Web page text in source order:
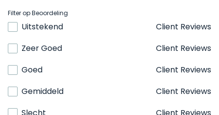
Filter op Beoordeling
Uitstekend
Client Reviews
Zeer Goed
Client Reviews
Goed
Client Reviews
Gemiddeld
Client Reviews